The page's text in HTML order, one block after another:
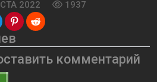
2022 1937
комментарий